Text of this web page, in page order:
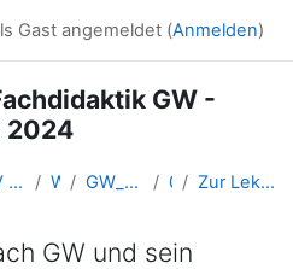
Gast angemeldet (Anmelden)
GW -
2024
ARCHIV - Lehrveranstaltungen am Standort Linz - seit 2016 WS 2024/25 GW_FDeinfuehrung_KollerMarso_2024ws 02-10.10. Zur Lektion "Das Fach GW und sein Bildungsauftrag"
GW und sein